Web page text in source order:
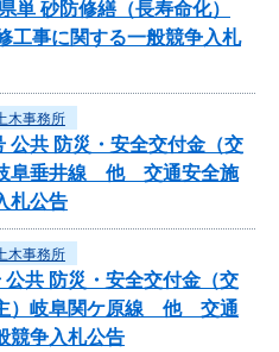
単 砂防修繕（長寿命化）
工事に関する一般競争入札
木事務所
公共 防災・安全交付金（交
阜垂井線 他 交通安全施
札公告
木事務所
共 防災・安全交付金（交
）岐阜関ケ原線 他 交通
競争入札公告